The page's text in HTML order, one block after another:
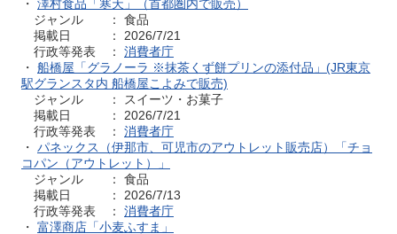
・ 澤村食品「寒天」（首都圏内で販売）
ジャンル ： 食品
掲載日 ： 2026/7/21
行政等発表 ： 消費者庁
・ 船橋屋「グラノーラ ※抹茶くず餅プリンの添付品」(JR東京
駅グランスタ内 船橋屋こよみで販売)
ジャンル ： スイーツ・お菓子
掲載日 ： 2026/7/21
行政等発表 ： 消費者庁
・ パネックス（伊那市、可児市のアウトレット販売店）「チョ
コパン（アウトレット）」
ジャンル ： 食品
掲載日 ： 2026/7/13
行政等発表 ： 消費者庁
・ 富澤商店「小麦ふすま」